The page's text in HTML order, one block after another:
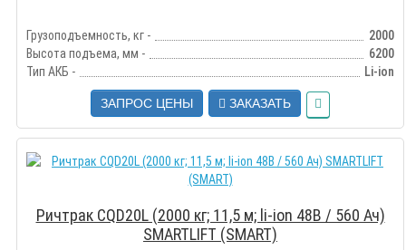
Грузоподъемность, кг -
2000
Высота подъема, мм -
6200
Тип АКБ -
Li-ion
ЗАПРОС ЦЕНЫ ЗАКАЗАТЬ
Ричтрак CQD20L (2000 кг; 11,5 м; li-ion 48В / 560 Ач)
SMARTLIFT (SMART)